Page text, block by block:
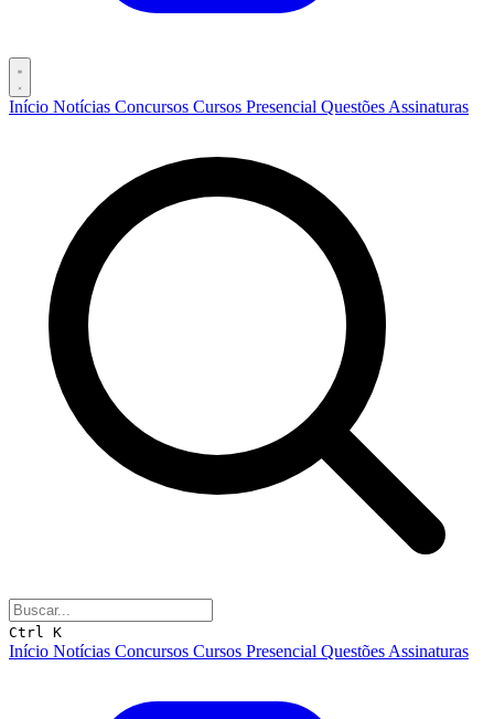
Início Notícias Concursos Cursos Presencial Questões Assinaturas
Ctrl K
Início Notícias Concursos Cursos Presencial Questões Assinaturas